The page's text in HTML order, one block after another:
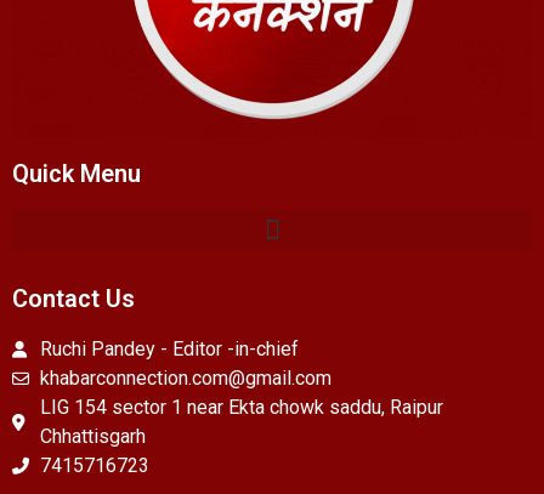
Quick Menu
Contact Us
Ruchi Pandey - Editor -in-chief
khabarconnection.com@gmail.com
LIG 154 sector 1 near Ekta chowk saddu, Raipur
Chhattisgarh
7415716723